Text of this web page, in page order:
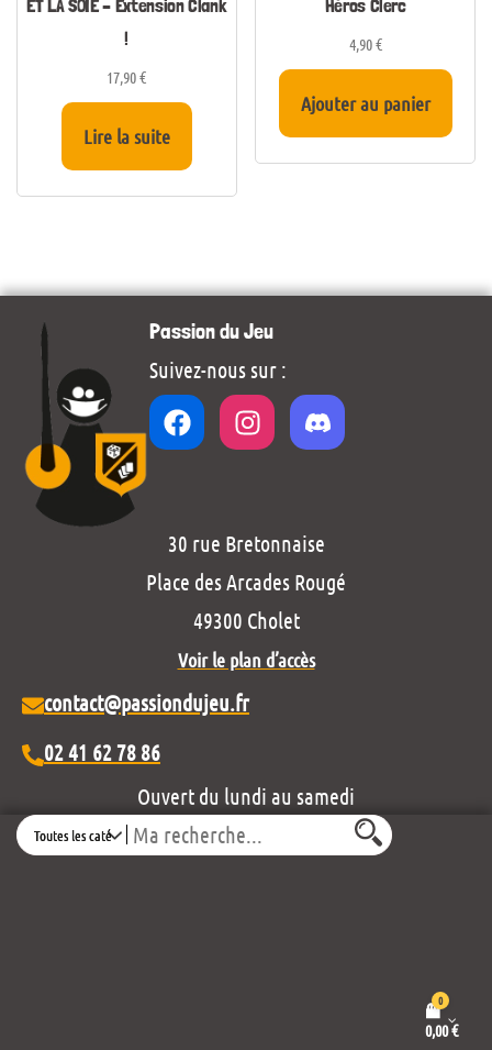
Search
0
0,00€
ET LA SOIE – Extension Clank
!
17,90€
Lire la suite
Héros Clerc
4,90€
Ajouter au panier
Passion du Jeu
Suivez-nous sur :
30 rue Bretonnaise
Place des Arcades Rougé
49300 Cholet
Voir le plan d’accès
contact@passiondujeu.fr
02 41 62 78 86
Ouvert du lundi au samedi
de 10h00 à 19h30